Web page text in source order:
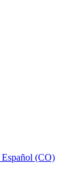
Español (CO)